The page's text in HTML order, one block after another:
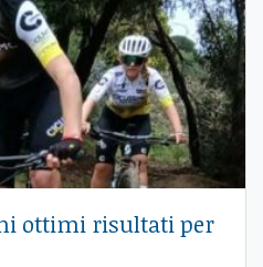
ottimi risultati per